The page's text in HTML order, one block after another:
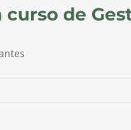
curso de